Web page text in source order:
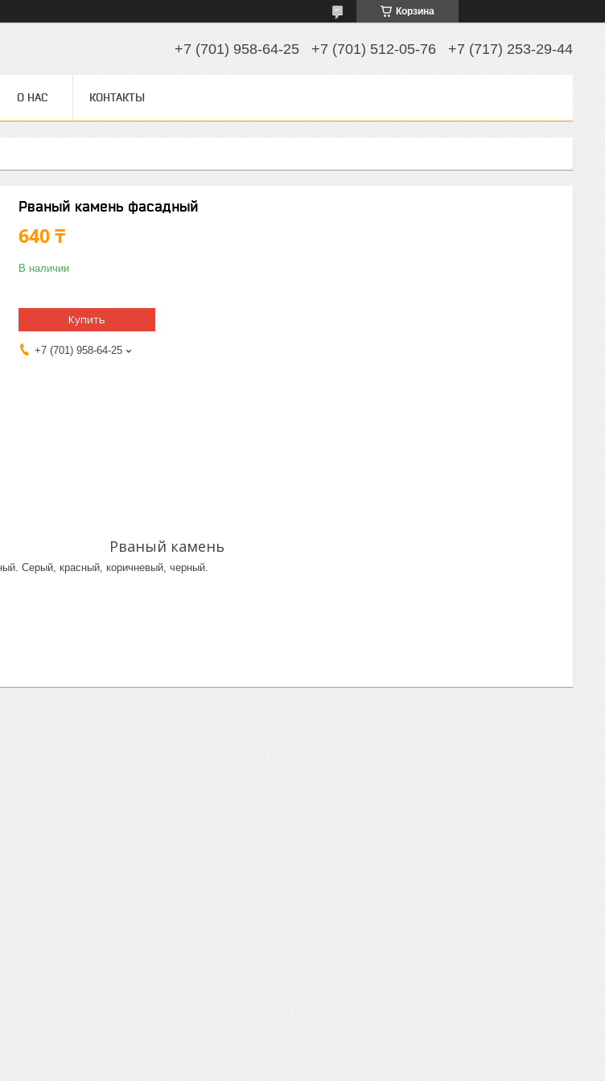
Корзина
+7 (701) 958-64-25 +7 (701) 512-05-76 +7 (717) 253-29-44
О НАС КОНТАКТЫ
Рваный камень фасадный
640 ₸
В наличии
Купить
+7 (701) 958-64-25
Рваный камень
Серый, красный, коричневый, черный.